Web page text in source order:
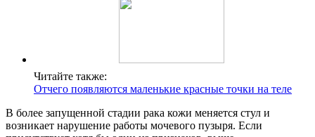
Читайте также:
Отчего появляются маленькие красные точки на теле
В более запущенной стадии рака кожи меняется стул и
возникает нарушение работы мочевого пузыря. Если